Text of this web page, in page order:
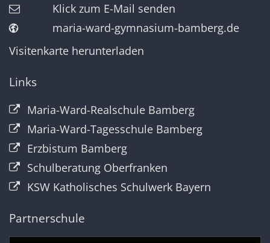
Klick zum E-Mail senden
maria-ward-gymnasium-bamberg.de
Visitenkarte herunterladen
Links
Maria-Ward-Realschule Bamberg
Maria-Ward-Tagesschule Bamberg
Erzbistum Bamberg
Schulberatung Oberfranken
KSW Katholisches Schulwerk Bayern
Partnerschule